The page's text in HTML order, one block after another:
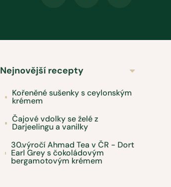
Nejnovější recepty
Kořeněné sušenky s ceylonským
krémem
Čajové vdolky se želé z
Darjeelingu a vanilky
30.výročí Ahmad Tea v ČR - Dort
Earl Grey s čokoládovým
bergamotovým krémem